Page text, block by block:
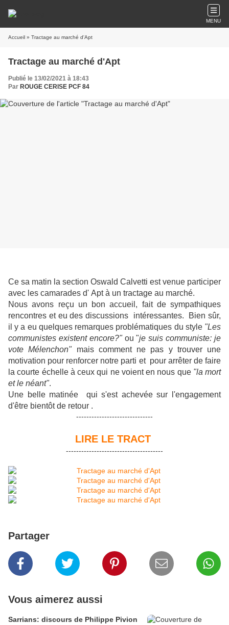
MENU
Accueil » Tractage au marché d'Apt
Tractage au marché d'Apt
Publié le 13/02/2021 à 18:43
Par ROUGE CERISE PCF 84
Ce sa matin la section Oswald Calvetti est venue participer
avec les camarades d' Apt à un tractage au marché.
Nous avons reçu un bon accueil, fait de sympathiques
rencontres et eu des discussions intéressantes. Bien sûr,
il y a eu quelques remarques problématiques du style "Les
communistes existent encore?"ou "je suis communiste: je
vote Mélenchon"mais comment ne pas y trouver une
motivation pour renforcer notre parti et pour arrêter de faire
la courte échelle à ceux qui ne voient en nous que"la mort
et le néant".
Une belle matinée qui s'est achevée sur l'engagement
d'être bientôt de retour .
------------------------------
LIRE LE TRACT
--------------------------------------
Partager
Vous aimerez aussi
Sarrians: discours de Philippe Pivion